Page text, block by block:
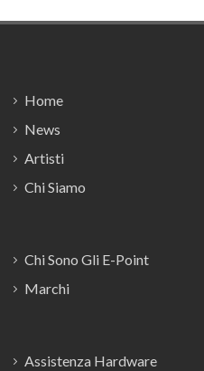
Home
News
Artisti
Chi Siamo
Chi Sono Gli E-Point
Marchi
Assistenza Hardware